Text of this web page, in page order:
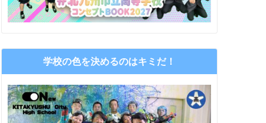
学校の色を決めるのはキミだ！